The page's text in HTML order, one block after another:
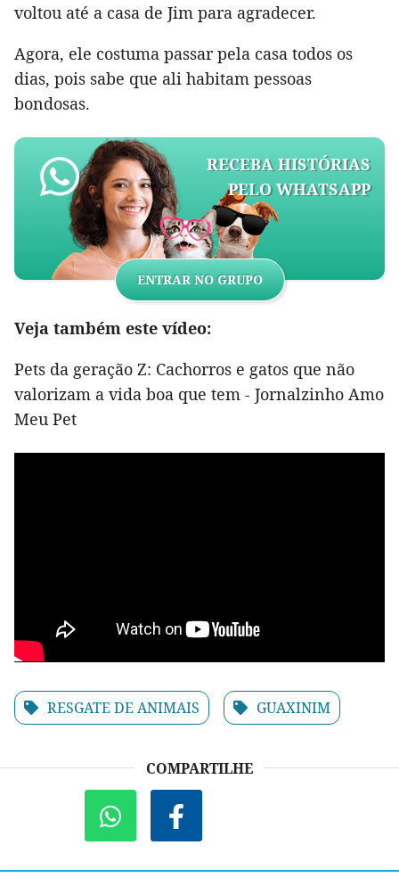
voltou até a casa de Jim para agradecer.
Agora, ele costuma passar pela casa todos os
dias, pois sabe que ali habitam pessoas
bondosas.
RECEBA HISTÓRIAS
PELO WHATSAPP
ENTRAR NO GRUPO
Veja também este vídeo:
Pets da geração Z: Cachorros e gatos que não
valorizam a vida boa que tem - Jornalzinho Amo
Meu Pet
RESGATE DE ANIMAIS GUAXINIM
COMPARTILHE